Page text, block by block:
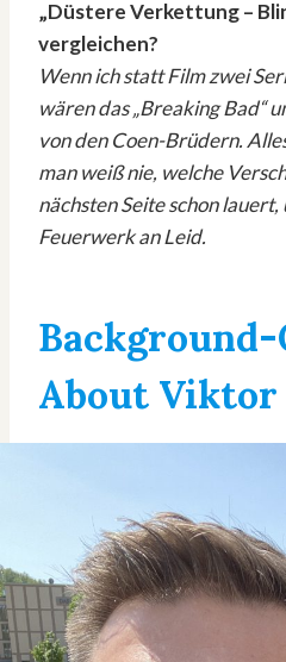
„Düstere Verkettung –
vergleichen?
Wenn ich statt Film zwei
wären das „Breaking Bad“
von den Coen-Brüdern.
man weiß nie, welche
nächsten Seite schon
Feuerwerk an Leid.
Background-
About Viktor